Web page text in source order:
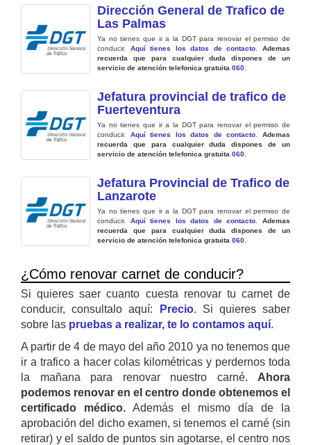
Dirección General de Trafico de
Las Palmas
Ya no tienes que ir a la DGT para renovar el permiso de
conducir. Aquí tienes los datos de contacto .Ademas
recuerda que para cualquier duda dispones de un
servicio de atención telefonica gratuita 060
Jefatura provincial de trafico de
Fuerteventura
Ya no tienes que ir a la DGT para renovar el permiso de
conducir. Aquí tienes los datos de contacto .Ademas
recuerda que para cualquier duda dispones de un
servicio de atención telefonica gratuita 060
Jefatura Provincial de Trafico de
Lanzarote
Ya no tienes que ir a la DGT para renovar el permiso de
conducir. Aquí tienes los datos de contacto .Ademas
recuerda que para cualquier duda dispones de un
servicio de atención telefonica gratuita 060
¿Cómo renovar carnet de conducir?
Si quieres saer cuanto cuesta renovar tu carnet de
conducir, consultalo aquí:
Precio. Si quieres saber
sobre las pruebas a realizar, te lo contamos aquí.
A partir de 4 de mayo del año 2010 ya no tenemos que
ir a trafico a hacer colas kilométricas y perdernos toda
la mañana para renovar nuestro carné. Ahora
podemos renovar en el centro donde obtenemos el
certificado médico. Además el mismo día de la
aprobación del dicho examen, si tenemos el carné (sin
retirar) y el saldo de puntos sin agotarse, el centro nos